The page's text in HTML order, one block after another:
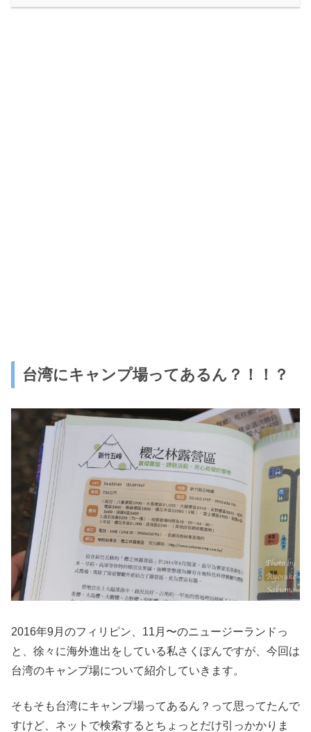
台湾にキャンプ場ってあるん？！！？
2016年9月のフィリピン、11月〜のニュージーランドっ
と、徐々に海外進出をしている私さくぽんですが、今回は
台湾のキャンプ場について紹介していきます。
そもそも台湾にキャンプ場ってあるん？って思ってたんで
すけど、ネットで検索するとちょっとだけ引っかかりま